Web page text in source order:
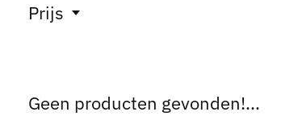
Prijs
Geen producten gevonden!...